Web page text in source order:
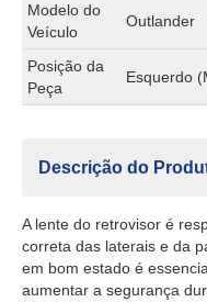
Modelo do
Veículo
Outlander
Posição da
Peça
Esquerdo
Descrição do
A lente do retrovisor é
correta das laterais e da
em bom estado é
aumentar a segurança